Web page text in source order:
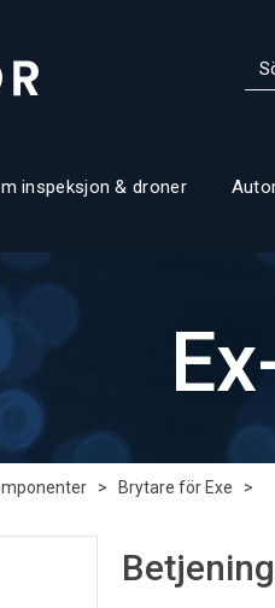
inspeksjon & droner
> Brytare för Exe >